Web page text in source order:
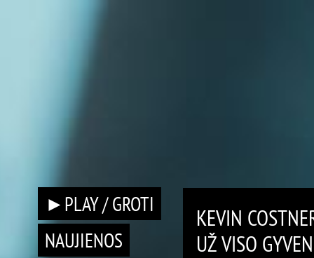
►PLAY / GROTI
NAUJIENOS
KEVIN
UŽ VISO